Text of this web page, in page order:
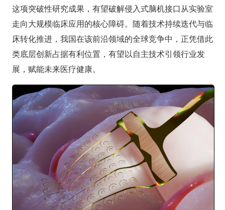
这项突破性研究成果，有望破解侵入式脑机接口从实验室
走向大规模临床应用的核心障碍。随着技术持续迭代与临
床转化推进，我国在该前沿领域的全球竞争中，正凭借此
类底层创新占据有利位置，有望以自主技术引领行业发
展，赋能未来医疗健康。